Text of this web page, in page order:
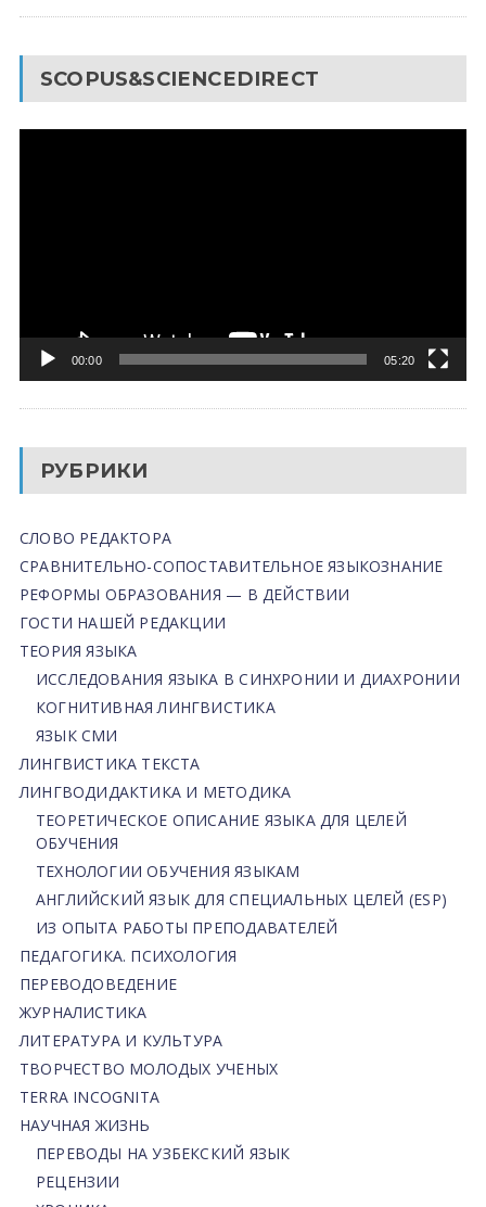
SCOPUS&SCIENCEDIRECT
00:00 05:20
РУБРИКИ
СЛОВО РЕДАКТОРА
СРАВНИТЕЛЬНО-СОПОСТАВИТЕЛЬНОЕ ЯЗЫКОЗНАНИЕ
РЕФОРМЫ ОБРАЗОВАНИЯ — В ДЕЙСТВИИ
ГОСТИ НАШЕЙ РЕДАКЦИИ
ТЕОРИЯ ЯЗЫКА
ИССЛЕДОВАНИЯ ЯЗЫКА В СИНХРОНИИ И ДИАХРОНИИ
КОГНИТИВНАЯ ЛИНГВИСТИКА
ЯЗЫК СМИ
ЛИНГВИСТИКА ТЕКСТА
ЛИНГВОДИДАКТИКА И МЕТОДИКА
ТЕОРЕТИЧЕСКОЕ ОПИСАНИЕ ЯЗЫКА ДЛЯ ЦЕЛЕЙ
ОБУЧЕНИЯ
ТЕХНОЛОГИИ ОБУЧЕНИЯ ЯЗЫКАМ
АНГЛИЙСКИЙ ЯЗЫК ДЛЯ СПЕЦИАЛЬНЫХ ЦЕЛЕЙ (ESP)
ИЗ ОПЫТА РАБОТЫ ПРЕПОДАВАТЕЛЕЙ
ПЕДАГОГИКА. ПСИХОЛОГИЯ
ПЕРЕВОДОВЕДЕНИЕ
ЖУРНАЛИСТИКА
ЛИТЕРАТУРА И КУЛЬТУРА
ТВОРЧЕСТВО МОЛОДЫХ УЧЕНЫХ
TERRA INCOGNITA
НАУЧНАЯ ЖИЗНЬ
ПЕРЕВОДЫ НА УЗБЕКСКИЙ ЯЗЫК
РЕЦЕНЗИИ